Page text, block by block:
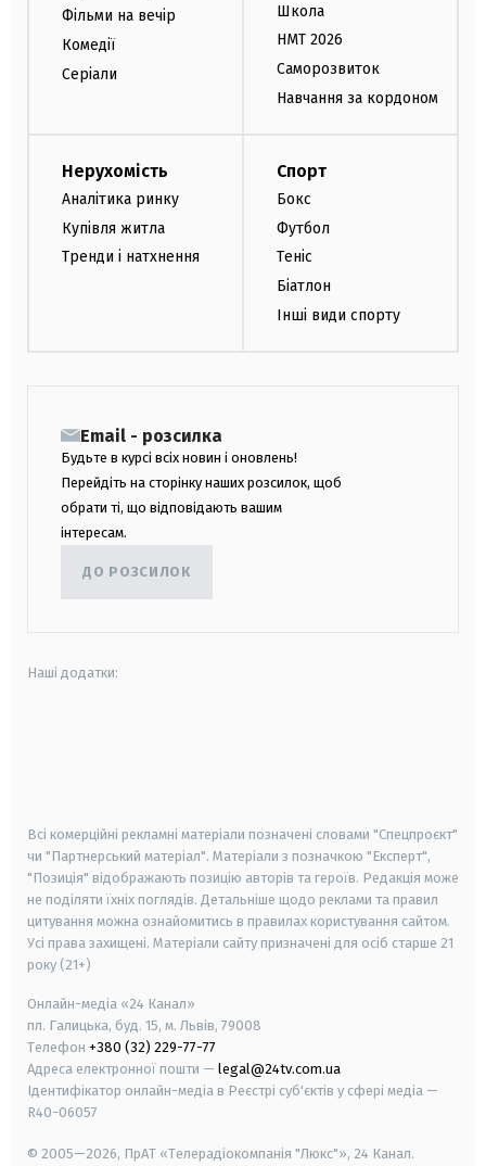
Фільми на вечір
Комедії
Серіали
Школа
НМТ 2026
Саморозвиток
Навчання за кордоном
Нерухомість
Аналітика ринку
Купівля житла
Тренди і натхнення
Спорт
Бокс
Футбол
Теніс
Біатлон
Інші види спорту
Email - розсилка
Будьте в курсі всіх новин і оновлень!
Перейдіть на сторінку наших розсилок, щоб
обрати ті, що відповідають вашим
інтересам.
ДО РОЗСИЛОК
Наші додатки:
Всі комерційні рекламні матеріали позначені словами "Спецпроєкт"
чи "Партнерський матеріал". Матеріали з позначкою "Експерт",
"Позиція" відображають позицію авторів та героїв. Редакція може
не поділяти їхніх поглядів. Детальніше щодо реклами та правил
цитування можна ознайомитись в правилах користування сайтом.
Усі права захищені. Матеріали сайту призначені для осіб старше 21
року (21+)
Онлайн-медіа «24 Канал»
пл. Галицька, буд. 15, м. Львів, 79008
Телефон +380 (32) 229-77-77
Адреса електронної пошти — legal@24tv.com.ua
Ідентифікатор онлайн-медіа в Реєстрі суб'єктів у сфері медіа —
R40-06057
© 2005—2026, ПрАТ «Телерадіокомпанія "Люкс"», 24 Канал.